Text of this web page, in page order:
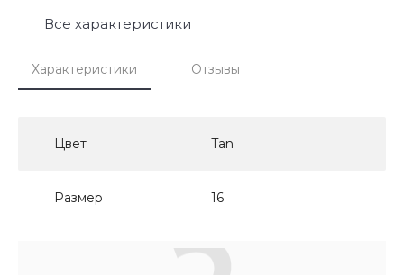
Все характеристики
Характеристики Отзывы
Цвет Tan
Размер 16